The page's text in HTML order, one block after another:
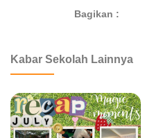
Bagikan :
Kabar Sekolah Lainnya